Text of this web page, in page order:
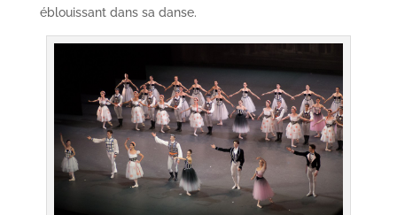
éblouissant dans sa danse.